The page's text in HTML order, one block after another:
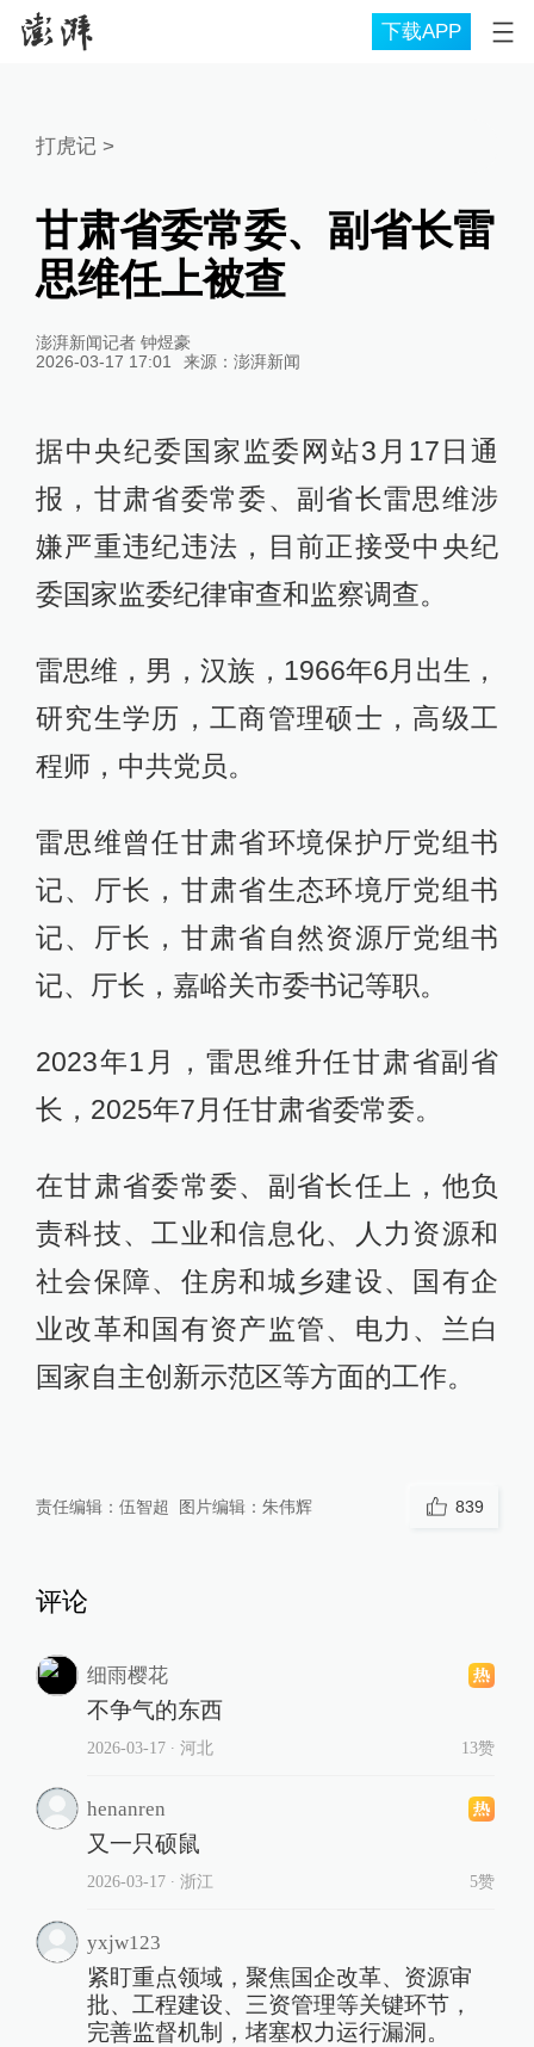
下载APP
打虎记>
甘肃省委常委、副省长雷
思维任上被查
澎湃新闻记者 钟煜豪
2026-03-17 17:01
来源： 澎湃新闻
据中央纪委国家监委网站3月17日通
报，甘肃省委常委、副省长雷思维涉
嫌严重违纪违法，目前正接受中央纪
委国家监委纪律审查和监察调查。
雷思维，男，汉族，1966年6月出生，
研究生学历，工商管理硕士，高级工
程师，中共党员。
雷思维曾任甘肃省环境保护厅党组书
记、厅长，甘肃省生态环境厅党组书
记、厅长，甘肃省自然资源厅党组书
记、厅长，嘉峪关市委书记等职。
2023年1月，雷思维升任甘肃省副省
长，2025年7月任甘肃省委常委。
在甘肃省委常委、副省长任上，他负
责科技、工业和信息化、人力资源和
社会保障、住房和城乡建设、国有企
业改革和国有资产监管、电力、兰白
国家自主创新示范区等方面的工作。
责任编辑： 伍智超 图片编辑： 朱伟辉 839
评论
细雨樱花
不争气的东西
2026-03-17∙ 河北 13赞
henanren
又一只硕鼠
2026-03-17∙ 浙江 5赞
yxjw123
紧盯重点领域，聚焦国企改革、资源审
批、工程建设、三资管理等关键环节，
完善监督机制，堵塞权力运行漏洞。